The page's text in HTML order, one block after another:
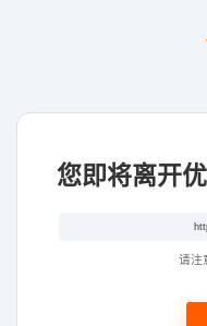
您即将离开
请注